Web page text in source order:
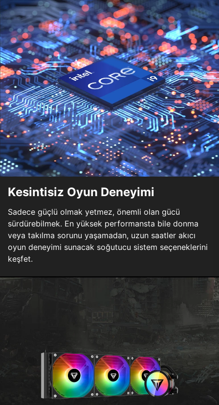
Kesintisiz Oyun Deneyimi
Sadece güçlü olmak yetmez, önemli olan gücü
sürdürebilmek. En yüksek performansta bile donma
veya takılma sorunu yaşamadan, uzun saatler akıcı
oyun deneyimi sunacak soğutucu sistem seçeneklerini
keşfet.